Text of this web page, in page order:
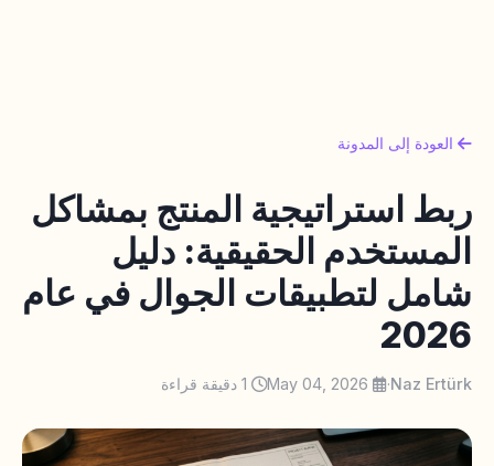
العودة إلى المدونة
ربط استراتيجية المنتج بمشاكل
المستخدم الحقيقية: دليل
شامل لتطبيقات الجوال في عام
2026
Naz Ertürk
·